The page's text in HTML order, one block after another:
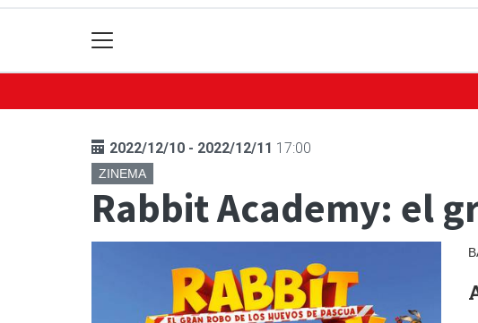
2022/12/10 - 2022/12/11 17:00
ZINEMA
Rabbit Academy: el